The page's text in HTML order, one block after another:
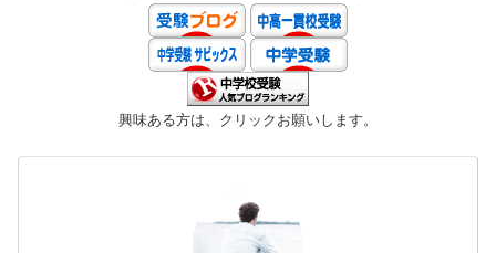
興味ある方は、クリックお願いします。